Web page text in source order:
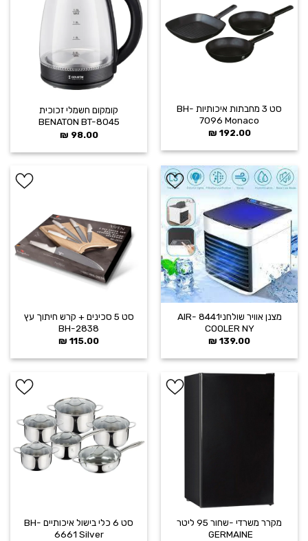
הוסף ל
WISHLIST
סט 3 מחבתות איכותיות BH-
7096 Monaco
192.00
₪
הוסף ל
WISHLIST
קומקום חשמלי זכוכית
BENATON BT-8045
98.00
₪
הוסף ל
WISHLIST
מצנן אוויר שולחני8441 -AIR
COOLER NY
139.00
₪
הוסף ל
WISHLIST
סט 5 סכינים + קרש חיתוך עץ
2838-BH
115.00
₪
WISHLIST
מקרר משרדי -שחור ‏95 ליטר
GERMAINE ‏
הוסף ל
WISHLIST
סט 6 כלי בישול איכותיים BH-
6661 Silver